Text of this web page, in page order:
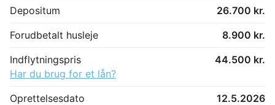
Depositum
26.700 kr.
Forudbetalt husleje
8.900 kr.
Indflytningspris
44.500 kr.
Har du brug for et lån?
Oprettelsesdato
12.5.2026